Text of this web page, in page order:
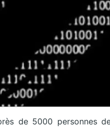
de 5000 personnes